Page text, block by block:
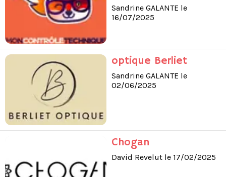
Sandrine GALANTE le
16/07/2025
optique Berliet
Sandrine GALANTE le
02/06/2025
Chogan
David Revelut le 17/02/2025